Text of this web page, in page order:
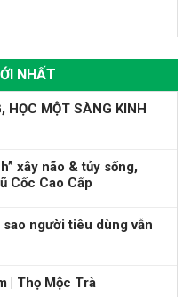
NHẤT
HỌC MỘT SÀNG KINH
xây não & tủy sống,
Cốc Cao Cấp
người tiêu dùng vẫn
| Thọ Mộc Trà